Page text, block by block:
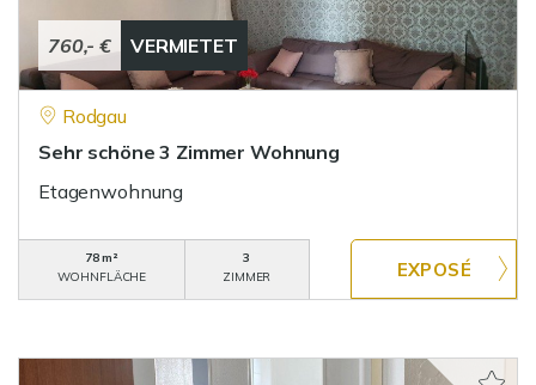
760,- € VERMIETET
Rodgau
Sehr schöne 3 Zimmer Wohnung
Etagenwohnung
78 m²
WOHNFLÄCHE
3
ZIMMER